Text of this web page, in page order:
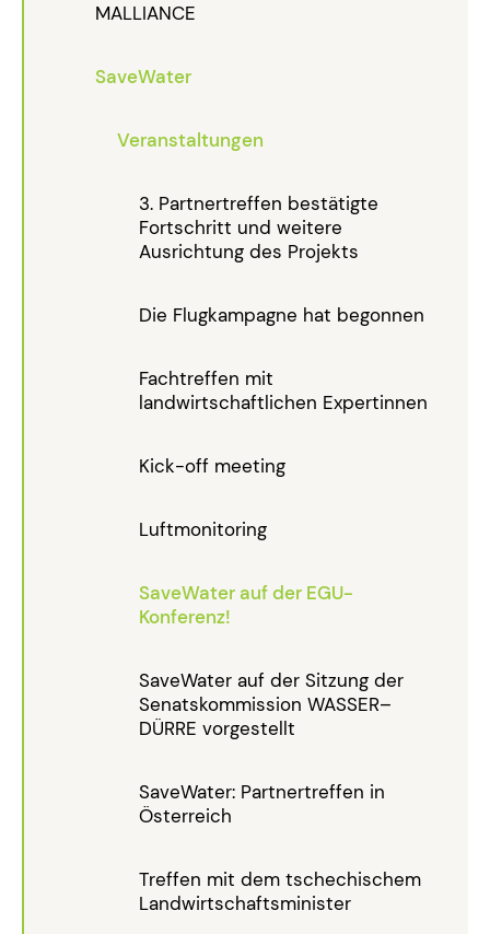
MALLIANCE
SaveWater
Veranstaltungen
3. Partnertreffen bestätigte
Fortschritt und weitere
Ausrichtung des Projekts
Die Flugkampagne hat begonnen
Fachtreffen mit
landwirtschaftlichen Expertinnen
Kick-off meeting
Luftmonitoring
SaveWater auf der EGU-
Konferenz!
SaveWater auf der Sitzung der
Senatskommission WASSER–
DÜRRE vorgestellt
SaveWater: Partnertreffen in
Österreich
Treffen mit dem tschechischem
Landwirtschaftsminister